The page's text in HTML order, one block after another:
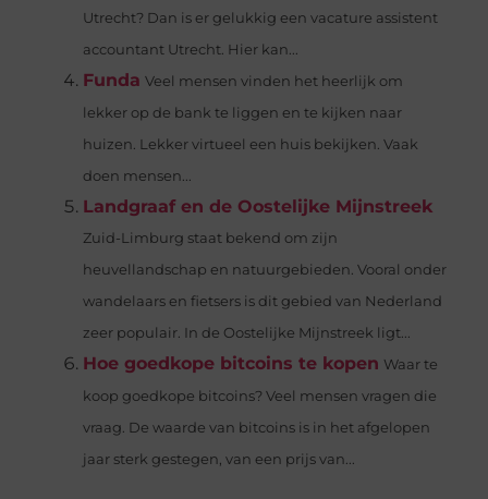
Utrecht? Dan is er gelukkig een vacature assistent
accountant Utrecht. Hier kan...
Funda Veel mensen vinden het heerlijk om
lekker op de bank te liggen en te kijken naar
huizen. Lekker virtueel een huis bekijken. Vaak
doen mensen...
Landgraaf en de Oostelijke Mijnstreek
Zuid-Limburg staat bekend om zijn
heuvellandschap en natuurgebieden. Vooral onder
wandelaars en fietsers is dit gebied van Nederland
zeer populair. In de Oostelijke Mijnstreek ligt...
Hoe goedkope bitcoins te kopen Waar te
koop goedkope bitcoins? Veel mensen vragen die
vraag. De waarde van bitcoins is in het afgelopen
jaar sterk gestegen, van een prijs van...